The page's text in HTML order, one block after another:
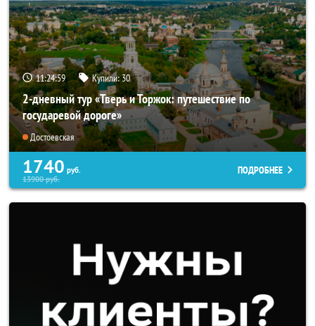
11:24:56 Купили:30
2-дневный тур «Тверь и Торжок: путешествие по
государевой дороге»
Достоевская
1740 руб.
13900руб.
ПОДРОБНЕЕ